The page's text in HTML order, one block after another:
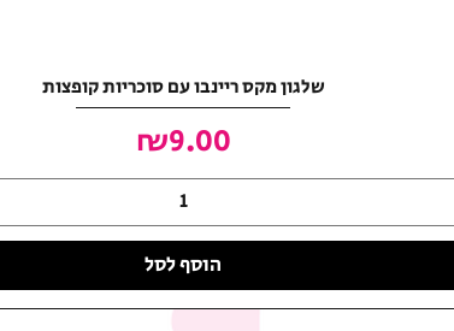
שלגון מקס ריינבו עם סוכריות קופצות
מחיר
₪9.00
הוסף לסל